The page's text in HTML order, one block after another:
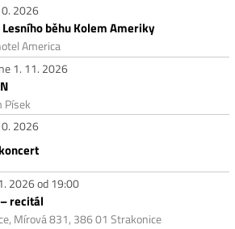
2026
běhu Kolem Ameriky
America
1. 11. 2026
Písek
2026
2026 od 19:00
– recitál
Mírová 831, 386 01 Strakonice